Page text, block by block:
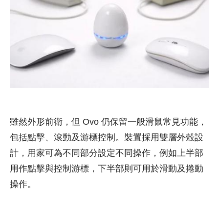
雖然外形前衛，但 Ovo 仍保留一般滑鼠常見功能，
包括點擊、滾動及游標控制。裝置採用雙層外殼設
計，用家可為不同部分設定不同操作，例如上半部
用作點擊與控制游標，下半部則可用於滑動及捲動
操作。